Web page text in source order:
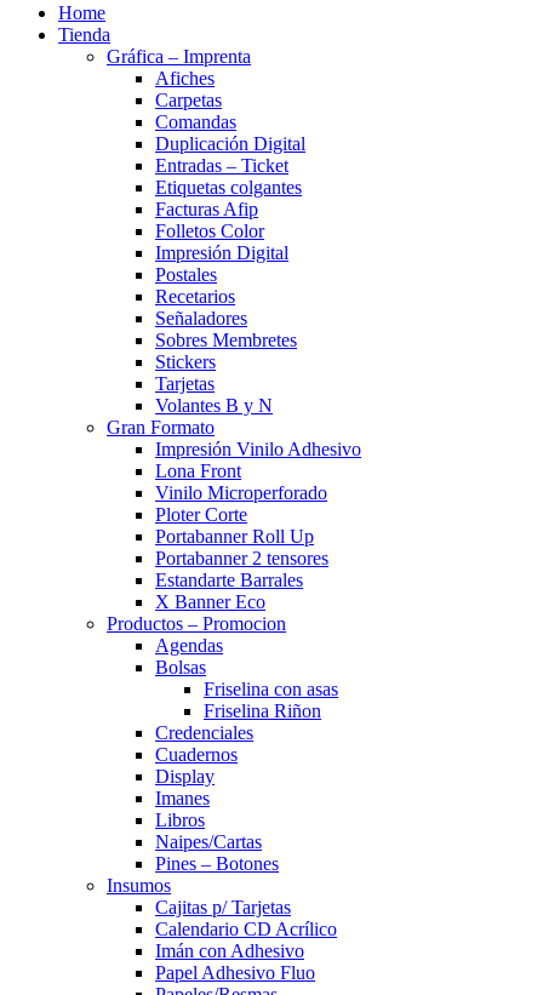
Home
Tienda
Gráfica – Imprenta
Afiches
Carpetas
Comandas
Duplicación Digital
Entradas – Ticket
Etiquetas colgantes
Facturas Afip
Folletos Color
Impresión Digital
Postales
Recetarios
Señaladores
Sobres Membretes
Stickers
Tarjetas
Volantes B y N
Gran Formato
Impresión Vinilo Adhesivo
Lona Front
Vinilo Microperforado
Ploter Corte
Portabanner Roll Up
Portabanner 2 tensores
Estandarte Barrales
X Banner Eco
Productos – Promocion
Agendas
Bolsas
Friselina con asas
Friselina Riñon
Credenciales
Cuadernos
Display
Imanes
Libros
Naipes/Cartas
Pines – Botones
Insumos
Cajitas p/ Tarjetas
Calendario CD Acrílico
Imán con Adhesivo
Papel Adhesivo Fluo